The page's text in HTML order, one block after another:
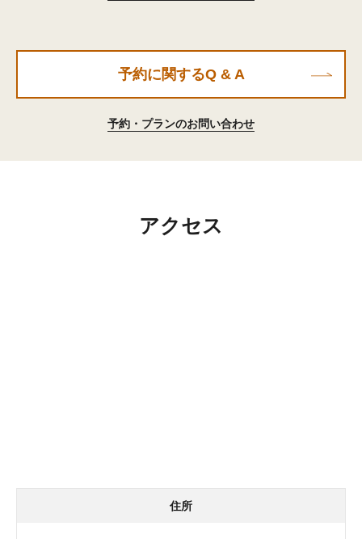
予約に関するQ & A
予約・プランのお問い合わせ
アクセス
住所